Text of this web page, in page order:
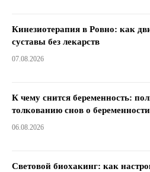
Кинезиотерапия в Ровно: как
суставы без лекарств
07.08.2026
К чему снится беременность:
толкованию снов о беременности
06.08.2026
Световой биохакинг: как